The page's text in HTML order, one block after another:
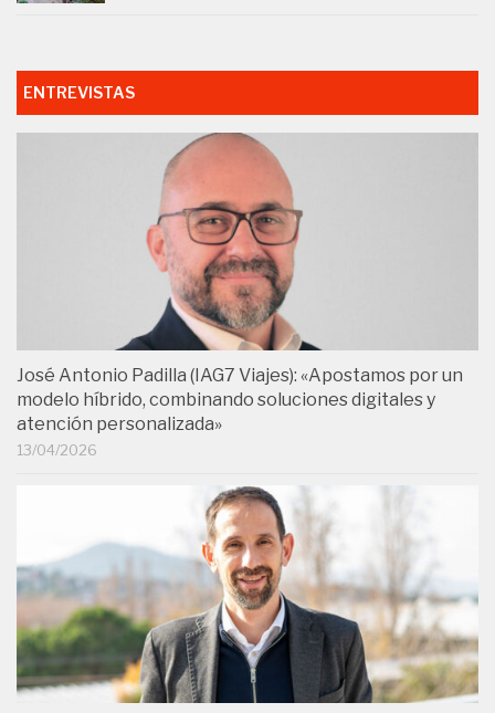
ENTREVISTAS
José Antonio Padilla (IAG7 Viajes): «Apostamos por un
modelo híbrido, combinando soluciones digitales y
atención personalizada»
13/04/2026